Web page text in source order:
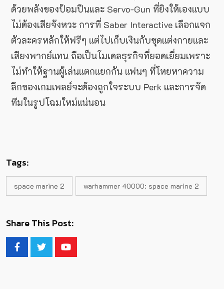
ด้วยพลังของป้อมปืนและ Servo-Gun ที่ยิงให้เองแบบ
ไม่ต้องเสียจังหวะ การที่ Saber Interactive เลือกแจก
ตัวละครหลักให้ฟรีๆ แต่ไปเก็บเงินกับชุดแต่งกายและ
เสียงพากย์แทน ถือเป็นโมเดลธุรกิจที่ยอดเยี่ยมเพราะ
ไม่ทำให้ฐานผู้เล่นแตกแยกกัน แฟนๆ ที่โหยหาความ
ลึกของเกมเพลย์จะต้องถูกใจระบบ Perk และการจัด
ทีมในรูปโฉมใหม่แน่นอน
Tags:
space marine 2 warhammer 40000: space marine 2
Share This Post: